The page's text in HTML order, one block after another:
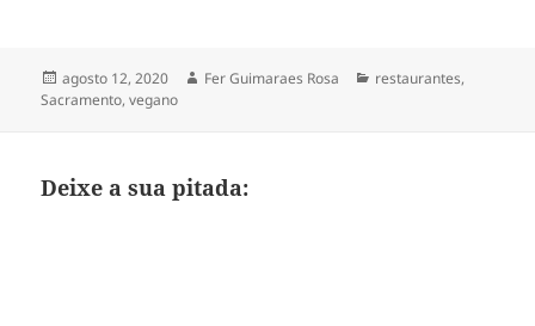
Publicado
em
agosto 12, 2020 Autor
Fer Guimaraes Rosa Categorias
restaurantes,
Sacramento,vegano
Deixe a sua pitada: